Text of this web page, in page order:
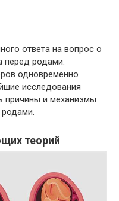
ответа на вопрос о
перед родами.
одновременно
исследования
причины и механизмы
теорий